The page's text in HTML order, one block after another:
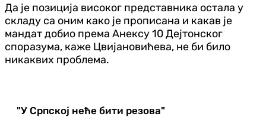
Да је позиција високог представника остала у
складу са оним како је прописана и какав је
мандат добио према Анексу 10 Дејтонског
споразума, каже Цвијановићева, не би било
никаквих проблема.
"У Српској неће бити резова"